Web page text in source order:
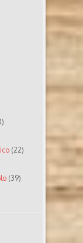
(22)
(39)